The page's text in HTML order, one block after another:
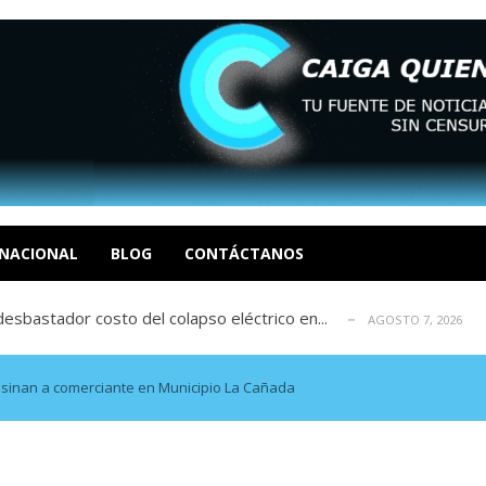
BLOG CONTÁCTANOS
apagones y promesas incumplidas... AGOSTO 6, 2026
de derechos humanos en el Minister... AGOSTO 6, 2026
un mercado impulsado por el auge de...
costo del colapso eléctrico en...
Por Dayana Cristina Duzoglou L. AGOSTO 6, 2026
apagones y promesas incumplidas... AGOSTO 6, 2026
de derechos humanos en el Minister...
un mercado impulsado por el auge de... AGOSTO 6, 2026
a comerciante en Municipio La Cañada